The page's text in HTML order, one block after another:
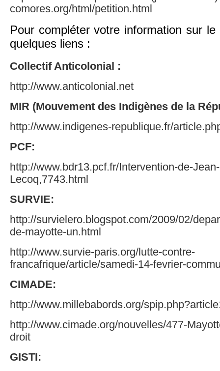
comores.org/html/petition.html
Pour compléter votre information sur
quelques liens :
Collectif Anticolonial :
http://www.anticolonial.net
MIR (Mouvement des Indigènes de la
http://www.indigenes-republique.fr/
PCF:
http://www.bdr13.pcf.fr/Intervention-de-
Lecoq,7743.html
SURVIE:
http://survielero.blogspot.com/2009/02/
de-mayotte-un.html
http://www.survie-paris.org/lutte-contre-
francafrique/article/samedi-14-fevrier-
CIMADE:
http://www.millebabords.org/
http://www.cimade.org/nouvelles/477-
droit
GISTI: